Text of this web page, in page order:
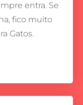
entra. Se
fico muito
Gatos.